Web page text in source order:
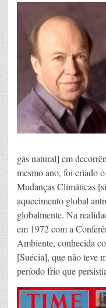
gás natural] em
mesmo ano, foi criado
Mudanças Climáticas
aquecimento global
globalmente. Na
em 1972 com a
Ambiente, conhecida
[Suécia], que não teve
período frio que